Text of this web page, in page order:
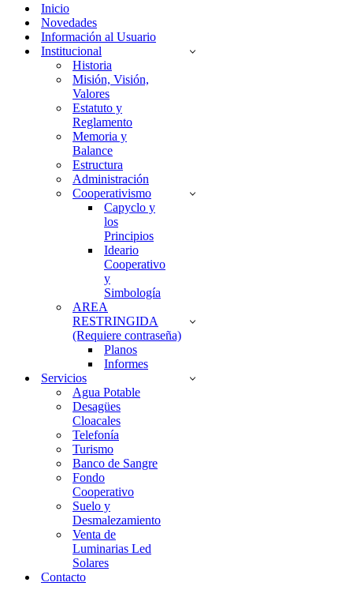
Inicio
Novedades
Información al Usuario
Institucional
Historia
Misión, Visión,
Valores
Estatuto y
Reglamento
Memoria y
Balance
Estructura
Administración
Cooperativismo
Capyclo y
los
Principios
Ideario
Cooperativo
y
Simbología
AREA
RESTRINGIDA
(Requiere contraseña)
Planos
Informes
Servicios
Agua Potable
Desagües
Cloacales
Telefonía
Turismo
Banco de Sangre
Fondo
Cooperativo
Suelo y
Desmalezamiento
Venta de
Luminarias Led
Solares
Contacto